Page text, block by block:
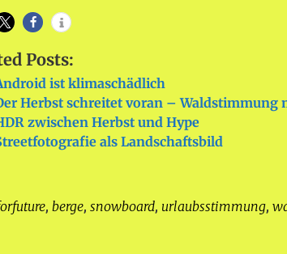
Posts:
ist klimaschädlich
Herbst schreitet voran – Waldstimmung
zwischen Herbst und Hype
als Landschaftsbild
, berge, snowboard, urlaubsstimmung,